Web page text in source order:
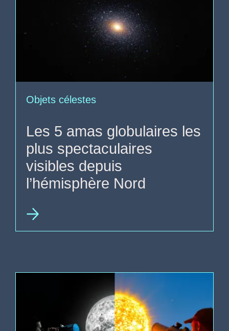
Objets célestes
Les 5 amas globulaires les
plus spectaculaires
visibles depuis
l’hémisphère Nord